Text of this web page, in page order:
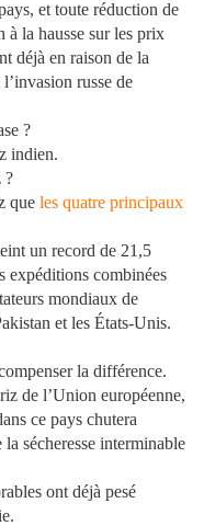
et toute réduction de
à la hausse sur les prix
déjà en raison de la
russe de
?
indien.
?
que les quatre principaux
un record de 21,5
expéditions combinées
mondiaux de
et les États-Unis.
la différence.
de l’Union européenne,
ce pays chutera
la sécheresse interminable
ont déjà pesé